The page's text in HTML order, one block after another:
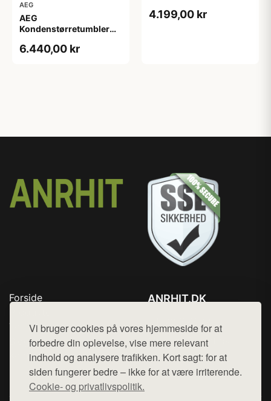
Vi bruger cookies på vores hjemmeside for at
forbedre din oplevelse, vise mere relevant
indhold og analysere trafikken. Kort sagt: for at
siden fungerer bedre – ikke for at være irriterende.
Cookie- og privatlivspolitik.
AEG
AEG
Kondenstørretumbler
garanti
6.440,00 kr
4.199,00 kr
Forside
Top Rabatter
Blog
Kontakt
ANRHIT.DK
Mail: hej@want.dk
Cookie- og privatlivspolitik